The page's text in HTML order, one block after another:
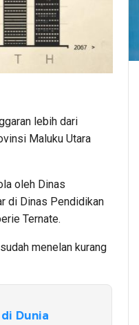
lebih dari
Maluku Utara
oleh Dinas
di Dinas Pendidikan
Ternate.
menelan kurang
Dunia